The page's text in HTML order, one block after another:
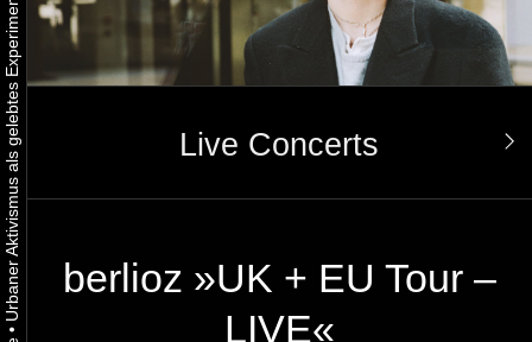
•
Live Concerts
berlioz »UK + EU Tour –
LIVE«